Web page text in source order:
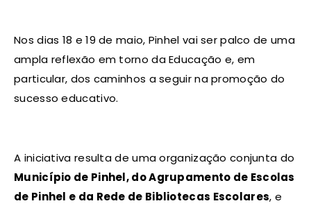
Nos dias 18 e 19 de maio, Pinhel vai ser palco de uma
ampla reflexão em torno da Educação e, em
particular, dos caminhos a seguir na promoção do
sucesso educativo.
A iniciativa resulta de uma organização conjunta do
Município de Pinhel, do Agrupamento de Escolas
de Pinhel e da Rede de Bibliotecas Escolares, e